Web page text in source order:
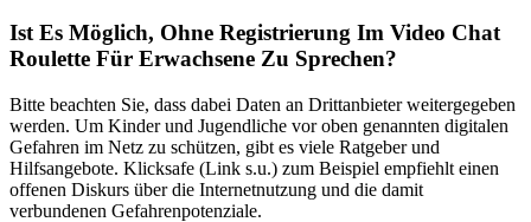
Ist Es Möglich, Ohne Registrierung Im Video Chat
Roulette Für Erwachsene Zu Sprechen?
Bitte beachten Sie, dass dabei Daten an Drittanbieter weitergegeben
werden. Um Kinder und Jugendliche vor oben genannten digitalen
Gefahren im Netz zu schützen, gibt es viele Ratgeber und
Hilfsangebote. Klicksafe (Link s.u.) zum Beispiel empfiehlt einen
offenen Diskurs über die Internetnutzung und die damit
verbundenen Gefahrenpotenziale.